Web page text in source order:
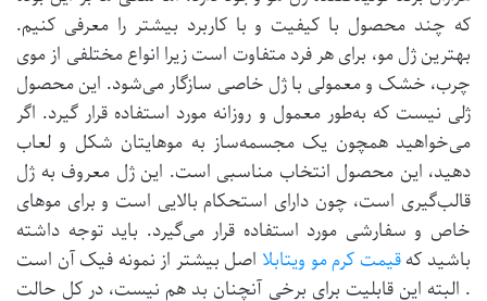
که چند محصول با کیفیت و با کاربرد بیشتر را معرفی کنیم.
بهترین ژل مو، برای هر فرد متفاوت است زیرا انواع مختلفی از موی
چرب، خشک و معمولی با ژل خاصی سازگار می‌شود. این محصول
ژلی نیست که به‌طور معمول و روزانه مورد استفاده قرار گیرد. اگر
می‌خواهید همچون یک مجسمه‌ساز به موهایتان شکل و لعاب
دهید، این محصول انتخاب مناسبی است. این ژل معروف به ژل
قالب‌گیری است، چون دارای استحکام بالایی است و برای موهای
خاص و سفارشی مورد استفاده قرار می‌گیرد. باید توجه داشته
باشید کهقیمت کرم مو ویتابلا اصل بیشتر از نمونه فیک آن است
. البته این قابلیت برای برخی آنچنان بد هم نیست، در کل حالت